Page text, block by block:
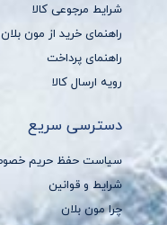
شرایط مرجوعی کالا
راهنمای خرید از مون بلان
راهنمای پرداخت
رویه ارسال کالا
دسترسی سریع
سیاست حفظ حریم
شرایط و قوانین
چرا مون بلان